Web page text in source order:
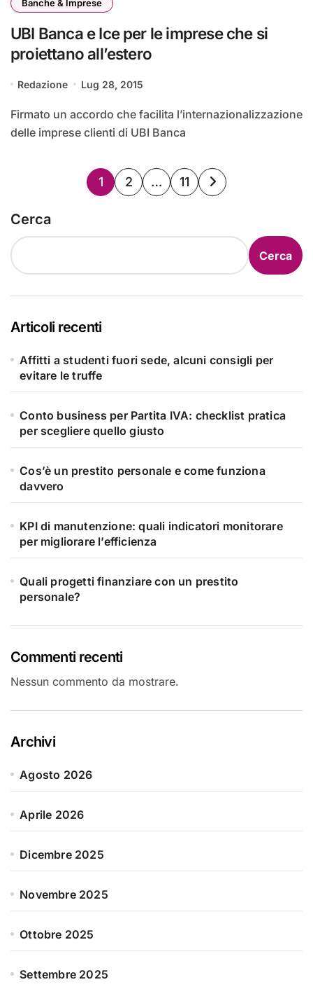
Banche & Imprese
UBI Banca e Ice per le imprese che si
proiettano all’estero
Redazione Lug 28, 2015
Firmato un accordo che facilita l’internazionalizzazione
delle imprese clienti di UBI Banca
Paginazione
1 2 … 11
Cerca
Cerca
Articoli recenti
Affitti a studenti fuori sede, alcuni consigli per
evitare le truffe
Conto business per Partita IVA: checklist pratica
per scegliere quello giusto
Cos’è un prestito personale e come funziona
davvero
KPI di manutenzione: quali indicatori monitorare
per migliorare l’efficienza
Quali progetti finanziare con un prestito
personale?
Commenti recenti
Nessun commento da mostrare.
Archivi
Agosto 2026
Aprile 2026
Dicembre 2025
Novembre 2025
Ottobre 2025
Settembre 2025